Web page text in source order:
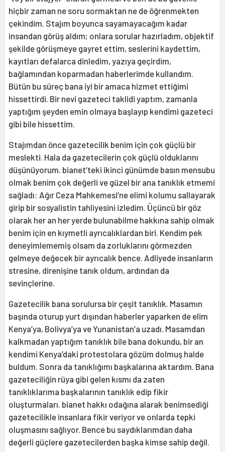
hiçbir zaman ne soru sormaktan ne de öğrenmekten
çekindim. Stajım boyunca sayamayacağım kadar
insandan görüş aldım; onlara sorular hazırladım, objektif
şekilde görüşmeye gayret ettim, seslerini kaydettim,
kayıtları defalarca dinledim, yazıya geçirdim,
bağlamından koparmadan haberlerimde kullandım.
Bütün bu süreç bana iyi bir amaca hizmet ettiğimi
hissettirdi. Bir nevi gazeteci taklidi yaptım, zamanla
yaptığım şeyden emin olmaya başlayıp kendimi gazeteci
gibi bile hissettim.
Stajımdan önce gazetecilik benim için çok güçlü bir
meslekti. Hala da gazetecilerin çok güçlü olduklarını
düşünüyorum. bianet’teki ikinci günümde basın mensubu
olmak benim çok değerli ve güzel bir ana tanıklık etmemi
sağladı: Ağır Ceza Mahkemesi’ne elimi kolumu sallayarak
girip bir sosyalistin tahliyesini izledim. Üçüncü bir göz
olarak her an her yerde bulunabilme hakkına sahip olmak
benim için en kıymetli ayrıcalıklardan biri. Kendim pek
deneyimlememiş olsam da zorluklarını görmezden
gelmeye değecek bir ayrıcalık bence. Adliyede insanların
stresine, direnişine tanık oldum, ardından da
sevinçlerine.
Gazetecilik bana sorulursa bir çeşit tanıklık. Masamın
başında oturup yurt dışından haberler yaparken de elim
Kenya’ya, Bolivya’ya ve Yunanistan’a uzadı. Masamdan
kalkmadan yaptığım tanıklık bile bana dokundu, bir an
kendimi Kenya’daki protestolara gözüm dolmuş halde
buldum. Sonra da tanıklığımı başkalarına aktardım. Bana
gazeteciliğin rüya gibi gelen kısmı da zaten
tanıklıklarıma başkalarının tanıklık edip fikir
oluşturmaları. bianet hakkı odağına alarak benimsediği
gazetecilikle insanlara fikir veriyor ve onlarda tepki
oluşmasını sağlıyor. Bence bu saydıklarımdan daha
değerli güçlere gazetecilerden başka kimse sahip değil.